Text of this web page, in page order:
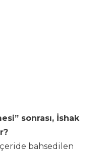
sonrası, İshak
bahsedilen